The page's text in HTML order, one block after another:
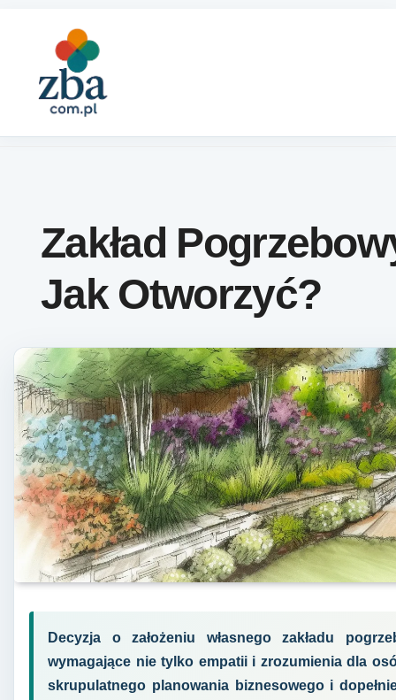
Zakład
Jak Otworzyć?
Decyzja o założeniu własnego zakładu
wymagające nie tylko empatii i zrozumienia dla
skrupulatnego planowania biznesowego i